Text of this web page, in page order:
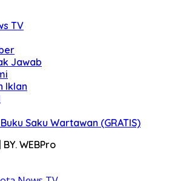
TV
Jawab
Iklan
Buku Saku Wartawan (GRATIS)
WEBPro